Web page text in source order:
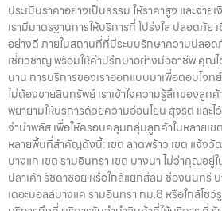
ปลาเค้า รัชดาซอย หรือใกล้แยกสีลม ช่องนนทรี บาง
เดอะมอลล์บางแค รามอินทรา กม.8 หรือใกล้โชว์รูม
ให้บริการถึงที่ บริการรับจำนำสินค้าที่ให้บริการ ที่ รับ
ครอบคลุมหลากหลายประเภทสินค้าที่ลูกค้าต้องการ
โทรศัพท์มือถือ / สมาร์ตโฟน (iPhone, Samsung,
ฯลฯ) รับจำนำ โน้ตบุ๊ก / คอมพิวเตอร์ / แล็ปท็อป รับ
รับจำนำ เครื่องใช้ไฟฟ้าเล็ก / เครื่องใช้ไฟฟ้าภายในบ้
รูป / กล้องดิจิตอล / อุปกรณ์ถ่ายภาพ รับจำนำ ของ
บริการแต่ละประเภท ประเมินราคาตามสภาพสินค้า รุ่
เราให้ราคาสูง พร้อมจ่ายเงินสดทันใจ ความปลอดภัย
กล้องวงจรปิด CCTV ทุกมุม ห้องนิรภัย / ตู้นิรภัย พ
อบรม ประกันความเสียหาย / ความสูญหาย บันทึกข้
ประเมินราคาอย่างเป็นธรรม ให้ราคาสูง และจ่าย
เรามีมาตรฐานการให้บริการที่ โปร่งใส ปลอดภั
อย่างดี ภายในสถานที่ที่มีระบบรักษาความปลอ
เชี่ยวชาญ พร้อมให้คำปรึกษาอย่างมืออาชีพ คุณ
นาน การบริการของเราออกแบบมาเพื่อตอบโจ
ไม่ต้องขายสินทรัพย์ เราเข้าใจความรู้สึกของลูกค้
พยายามให้บริการด้วยความอ่อนโยน สุจริต และ
จำนำพลัส เพื่อให้ครอบคลุมกลุ่มลูกค้าในหลายเข
หลายพื้นที่สำคัญดังนี้: เขต ลาดพร้าว เขต แจ้งวั
บางแค เขต รามอินทรา เขต บางนา ไม่ว่าคุณอยู่
ปลาเค้า รัชดาซอย หรือใกล้แยกสีลม ช่องนนทรี
เดอะมอลล์บางแค รามอินทรา กม.8 หรือใกล้โช